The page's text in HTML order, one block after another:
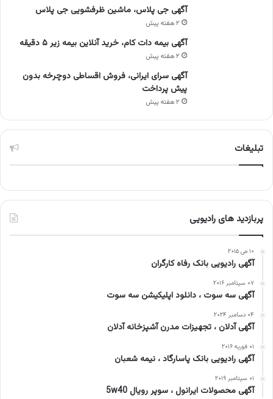
آگهی جی پلاس، ماشین ظرفشویی جی پلاس
۲ هفته پیش
آگهی بیمه دات کام، خرید آنلاین بیمه زیر ۵ دقیقه
۲ هفته پیش
آگهی سرای ایرانی، فروش اقساطی دوچرخه بدون
پیش پرداخت
۲ هفته پیش
تبلیغات
پربازدید های رادیویی
۱۰ می ۲۰۱۵
آگهی رادیویی بانک رفاه کارگران
۰۷ سپتامبر ۲۰۱۶
آگهی سه سوت ، دانلود اپلیکیشن سه سوت
۰۴ دسامبر ۲۰۲۴
آگهی آدلان ، تجهیزات مدرن آشپزخانه آدلان
۰۱ فوریه ۲۰۱۶
آگهی رادیویی بانک پاسارگاد ، نیمه شعبان
۰۱ سپتامبر ۲۰۱۹
آگهی محصولات ایرانول ، سوپر رویال 5w40